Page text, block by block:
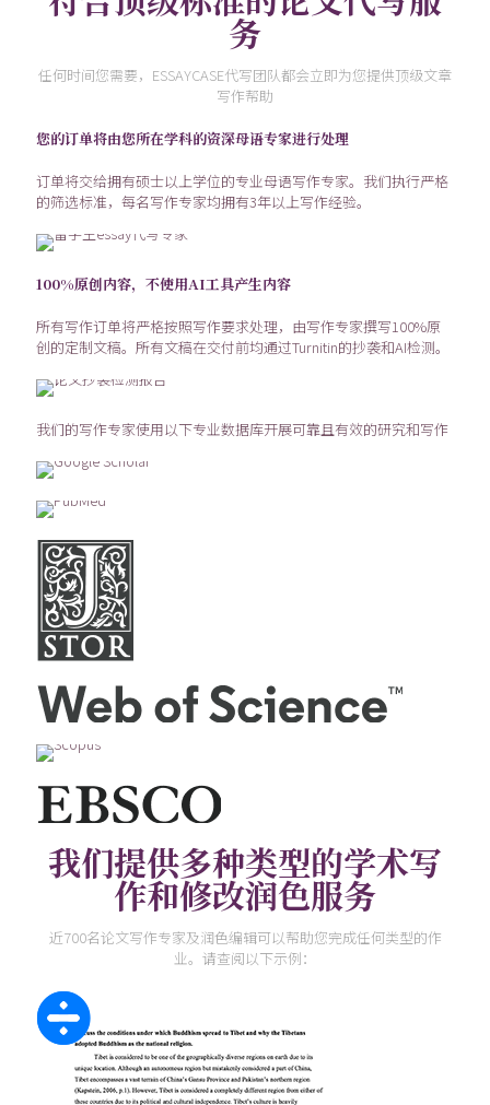
务
任何时间您需要，ESSAYCASE代写团队都会立即为您提供顶级文章
写作帮助
您的订单将由您所在学科的资深母语专家进行处理
订单将交给拥有硕士以上学位的专业母语写作专家。我们执行严格
的筛选标准，每名写作专家均拥有3年以上写作经验。
100%原创内容，不使用AI工具产生内容
所有写作订单将严格按照写作要求处理，由写作专家撰写100%原
创的定制文稿。所有文稿在交付前均通过Turnitin的抄袭和AI检测。
我们的写作专家使用以下专业数据库开展可靠且有效的研究和写作
我们提供多种类型的学术写
作和修改润色服务
近700名论文写作专家及润色编辑可以帮助您完成任何类型的作
业。请查阅以下示例：